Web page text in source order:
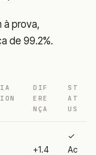
à prova,
de 99.2%.
DIF
ERE
NÇA
ST
AT
US
+1.4
✓
Ac